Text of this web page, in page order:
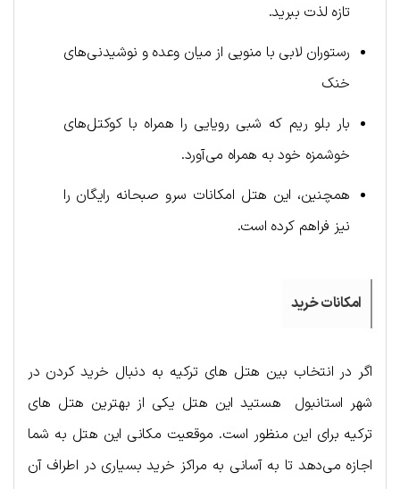
تازه لذت ببرید.
رستوران لابی با منویی از میان وعده‌ و نوشیدنی‌های
خنک
بار بلو ریم که شبی رویایی را همراه با کوکتل‌های
خوشمزه خود به همراه می‌آورد.
همچنین، این هتل امکانات سرو صبحانه رایگان را
نیز فراهم کرده است.
امکانات خرید
اگر در انتخاب بین هتل های ترکیه به دنبال خرید کردن در
شهر استانبول هستید این هتل یکی از بهترین هتل های
ترکیه برای این منظور است. موقعیت مکانی این هتل به شما
اجازه می‌دهد تا به آسانی به مراکز خرید بسیاری در اطراف آن